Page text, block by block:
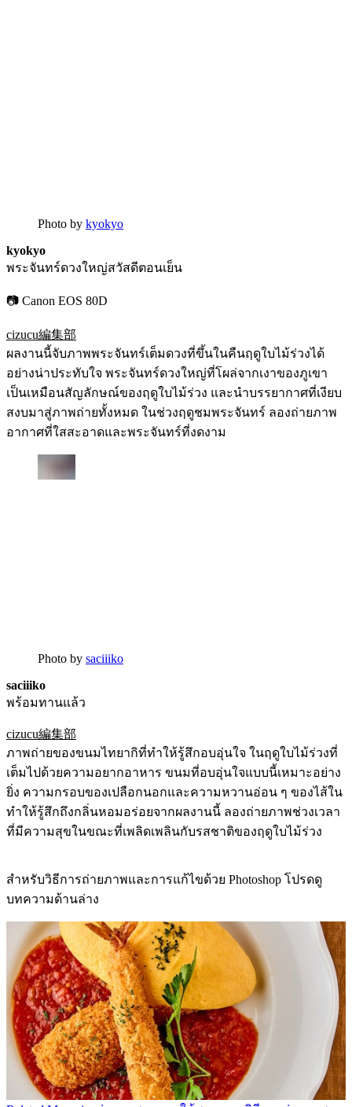
Photo by kyokyo
kyokyo
พระจันทร์ดวงใหญ่สวัสดีตอนเย็น
📷 Canon EOS 80D
cizucu編集部
ผลงานนี้จับภาพพระจันทร์เต็มดวงที่ขึ้นในคืนฤดูใบไม้ร่วงได้
อย่างน่าประทับใจ พระจันทร์ดวงใหญ่ที่โผล่จากเงาของภูเขา
เป็นเหมือนสัญลักษณ์ของฤดูใบไม้ร่วง และนำบรรยากาศที่เงียบ
สงบมาสู่ภาพถ่ายทั้งหมด ในช่วงฤดูชมพระจันทร์ ลองถ่ายภาพ
อากาศที่ใสสะอาดและพระจันทร์ที่งดงาม
Photo by saciiiko
saciiiko
พร้อมทานแล้ว
cizucu編集部
ภาพถ่ายของขนมไทยากิที่ทำให้รู้สึกอบอุ่นใจ ในฤดูใบไม้ร่วงที่
เต็มไปด้วยความอยากอาหาร ขนมที่อบอุ่นใจแบบนี้เหมาะอย่าง
ยิ่ง ความกรอบของเปลือกนอกและความหวานอ่อน ๆ ของไส้ใน
ทำให้รู้สึกถึงกลิ่นหอมอร่อยจากผลงานนี้ ลองถ่ายภาพช่วงเวลา
ที่มีความสุขในขณะที่เพลิดเพลินกับรสชาติของฤดูใบไม้ร่วง
สำหรับวิธีการถ่ายภาพและการแก้ไขด้วย Photoshop โปรดดู
บทความด้านล่าง